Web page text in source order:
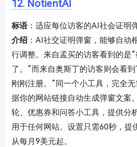
12. NotientAI
标语：适应每位访客的AI社会证明
介绍 ：AI社交证明弹窗，能够自动
行调整。来自孟买的访客看到的是
了。”而来自奥斯丁的访客则会看
刚刚注册。”同一个小工具，完全
据你的网站链接自动生成弹窗文案
轮、优惠券和问答小工具，提供分
用于任何网站。设置只需60秒，提
从每月9美元起。